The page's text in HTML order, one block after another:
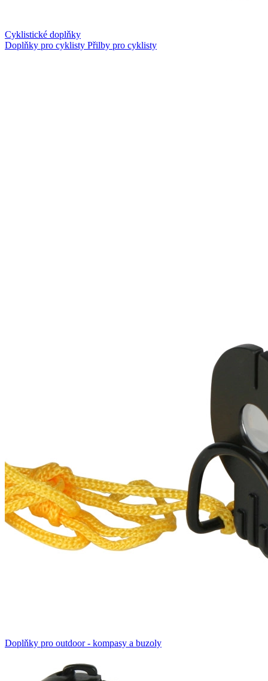
Cyklistické doplňky
Doplňky pro cyklisty Přilby pro cyklisty
Doplňky pro outdoor - kompasy a buzoly